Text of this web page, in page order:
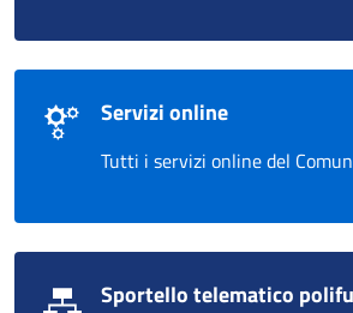
Servizi online
Tutti i servizi online del
Sportello telematico